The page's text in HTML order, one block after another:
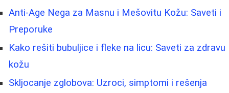
Anti-Age Nega za Masnu i Mešovitu Kožu: Saveti i
Preporuke
Kako rešiti bubuljice i fleke na licu: Saveti za zdravu
kožu
Skljocanje zglobova: Uzroci, simptomi i rešenja